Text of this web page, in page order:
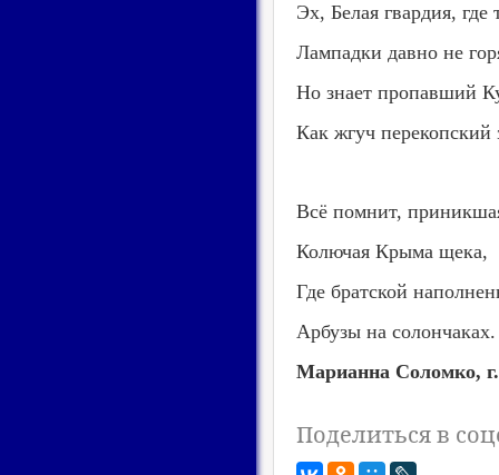
Эх, Белая гвардия, где
Лампадки давно не
Но знает пропавший
Как жгуч перекопский
Всё помнит,
Колючая Крыма щека,
Где братской
Арбузы на солончаках.
Марианна Соломко,
Поделиться в